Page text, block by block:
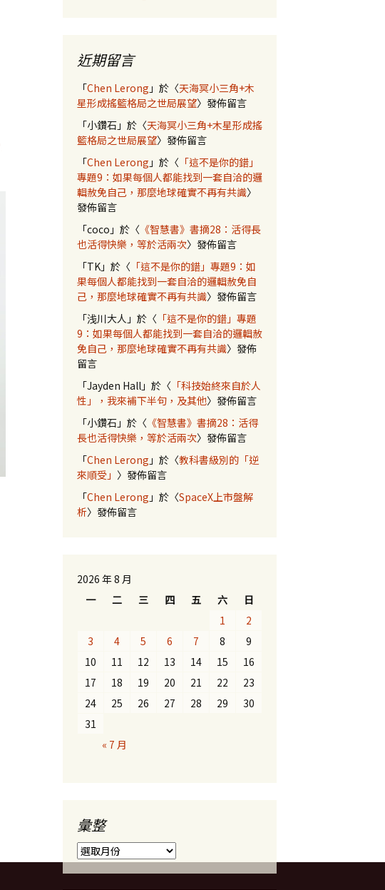
近期留言
「Chen Lerong 」於〈天海冥小三角+木
星形成搖籃格局之世局展望〉發佈留言
「小鑽石 」於〈天海冥小三角+木星形成搖
籃格局之世局展望〉發佈留言
「Chen Lerong 」於〈 「這不是你的錯」
專題9：如果每個人都能找到一套自洽的邏
輯赦免自己，那麼地球確實不再有共識〉
發佈留言
「coco 」於〈 《智慧書》書摘28：活得長
也活得快樂，等於活兩次〉發佈留言
「TK」於〈 「這不是你的錯」專題9：如
果每個人都能找到一套自洽的邏輯赦免自
己，那麼地球確實不再有共識〉發佈留言
「浅川大人 」於〈 「這不是你的錯」專題
9：如果每個人都能找到一套自洽的邏輯赦
免自己，那麼地球確實不再有共識〉發佈
留言
「Jayden Hall 」於〈 「科技始終來自於人
性」，我來補下半句，及其他〉發佈留言
「小鑽石 」於〈 《智慧書》書摘28：活得
長也活得快樂，等於活兩次〉發佈留言
「Chen Lerong 」於〈教科書級別的「逆
來順受」 〉發佈留言
「Chen Lerong 」於〈SpaceX上市盤解
析〉發佈留言
2026 年 8 月
一
二 三 四 五 六
日
1
2
3
4 5 6 7 8
9
10
11 12 13 14 15
16
17
18 19 20 21 22
23
24
25 26 27 28 29
30
31
« 7 月
彙整
彙
整